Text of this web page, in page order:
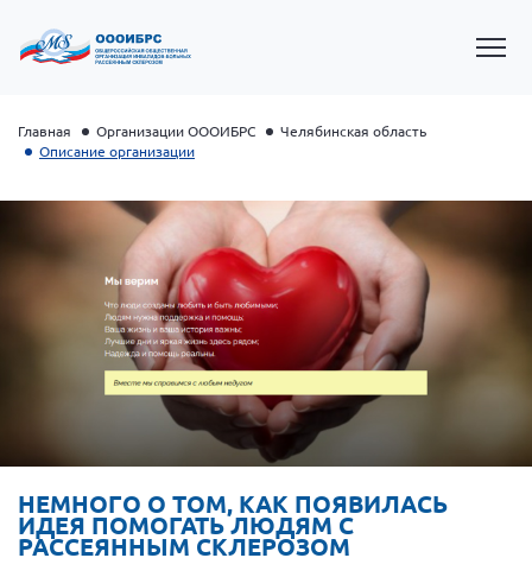
Президент Власов Я.В.
Первый вице-президент Кичигина Н. Ф.
Генеральный директор Матвиевская О.В.
Вице-президент Зрячева Н.В.
Вице-президент Шишлянников Ф.В.
Главная Организации ОООИБРС
Челябинская область
Описание организации
НЕМНОГО О ТОМ, КАК ПОЯВИЛАСЬ
ИДЕЯ ПОМОГАТЬ ЛЮДЯМ С
РАССЕЯННЫМ СКЛЕРОЗОМ